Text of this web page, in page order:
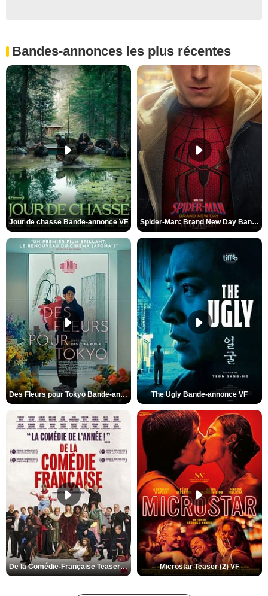
Bandes-annonces les plus récentes
Jour de chasse Bande-annonce VF Spider-Man: Brand New Day Bande-annonce (3) VO STFR
Des Fleurs pour Tokyo Bande-annonce VO STFR The Ugly Bande-annonce VF
De la Comédie-Française Teaser (3) VF Microstar Teaser (2) VF